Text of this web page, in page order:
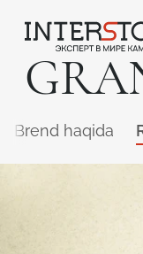
Brend haqida
Qaysi